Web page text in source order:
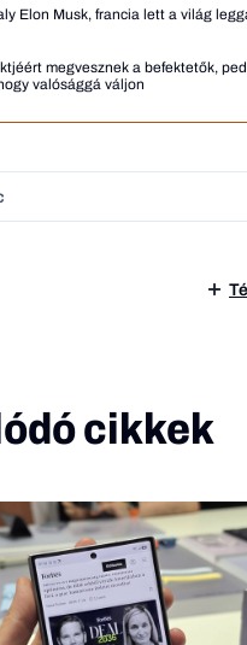
Elon Musk, francia lett a világ
megvesznek a befektetők,
valósággá váljon
cikkek